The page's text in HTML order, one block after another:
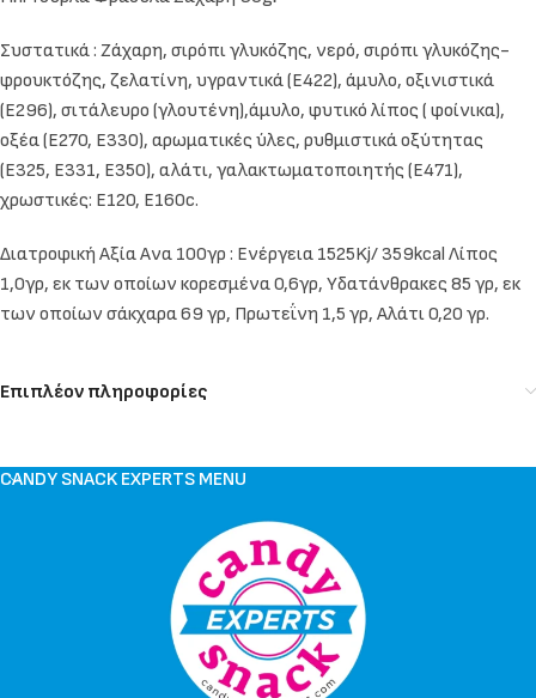
Συστατικά : Ζάχαρη, σιρόπι γλυκόζης, νερό, σιρόπι γλυκόζης-
φρουκτόζης, ζελατίνη, υγραντικά (E422), άμυλο, οξινιστικά
(E296), σιτάλευρο (γλουτένη),άμυλο, φυτικό λίπος ( φοίνικα),
οξέα (E270, E330), αρωματικές ύλες, ρυθμιστικά οξύτητας
(Ε325, Ε331, Ε350), αλάτι, γαλακτωματοποιητής (E471),
χρωστικές: E120, E160c.
Διατροφική Αξία Ανα 100γρ : Ενέργεια 1525Kj/ 359kcal Λίπος
1,0γρ, εκ των οποίων κορεσμένα 0,6γρ, Υδατάνθρακες 85 γρ, εκ
των οποίων σάκχαρα 69 γρ, Πρωτεΐνη 1,5 γρ, Αλάτι 0,20 γρ.
Επιπλέον πληροφορίες
CANDY SNACK EXPERTS MENU